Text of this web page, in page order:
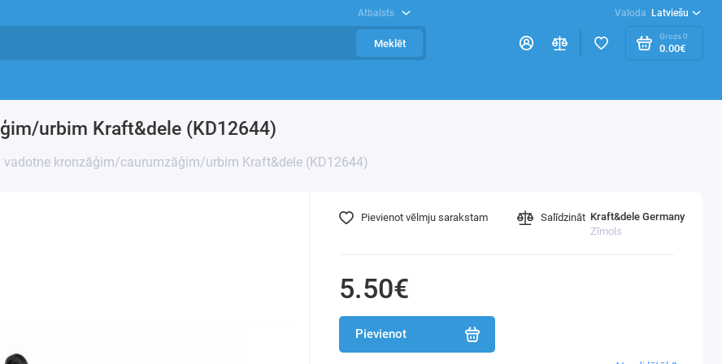
Atbalsts Valoda Latviešu
Meklēt
Grozs0
0.00€
urbim Kraft&dele (KD12644)
vadotne kronzāģim/caurumzāģim/urbim Kraft&dele (KD12644)
Kraft&dele Germany
Zīmols
5.50€
Pievienot
Pievienot vēlmju sarakstam Salīdzināt